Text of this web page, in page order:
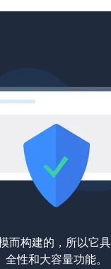
而构建的，所以它
全性和大容量功能。